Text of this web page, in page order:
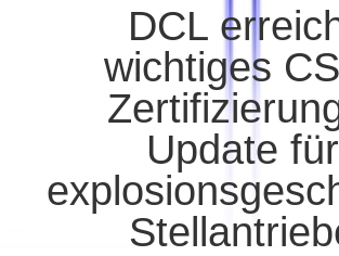
TRETEN
UNS
DCL
wichtiges
Update für